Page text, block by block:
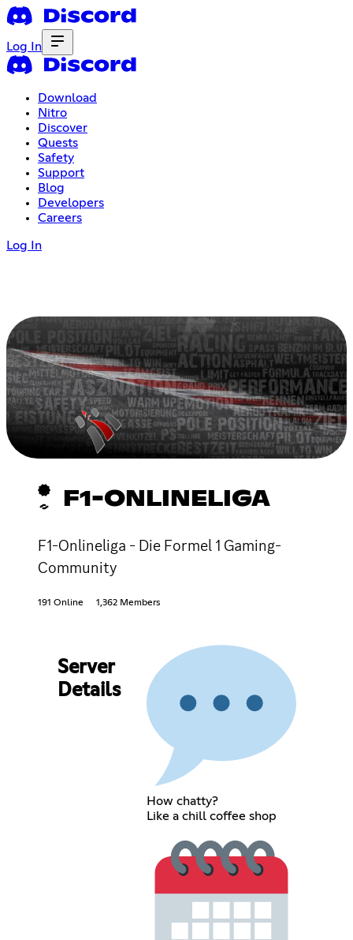
Log In
Download
Nitro
Discover
Quests
Safety
Support
Blog
Developers
Careers
Log In
F1-ONLINELIGA
F1-Onlineliga - Die Formel 1 Gaming-
Community
191 Online 1,362 Members
Server
Details
How chatty?
Like a chill coffee shop